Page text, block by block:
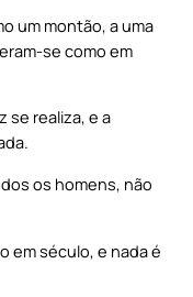
um montão, a uma
se como em
se realiza, e a
os homens, não
em século, e nada é